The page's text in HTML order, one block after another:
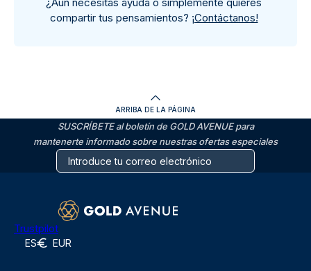
compartir tus pensamientos? ¡Contáctanos!
ARRIBA DE LA PÁGINA
SUSCRÍBETE al boletín de GOLD AVENUE para
mantenerte informado sobre nuestras ofertas especiales
Trustpilot
ES EUR